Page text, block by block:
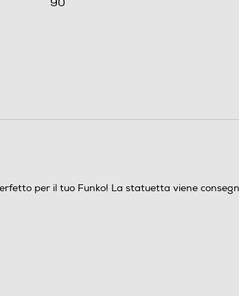
90
per il tuo Funko! La statuetta viene